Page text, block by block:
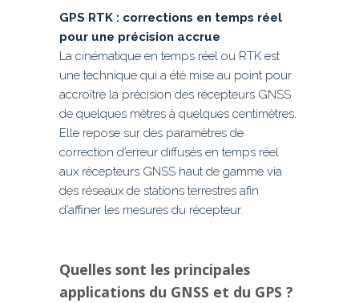
GPS RTK : corrections en temps réel
pour une précision accrue
La cinématique en temps réel ou RTK est
une technique qui a été mise au point pour
accroître la précision des récepteurs GNSS
de quelques mètres à quelques centimètres.
Elle repose sur des paramètres de
correction d’erreur diffusés en temps réel
aux récepteurs GNSS haut de gamme via
des réseaux de stations terrestres afin
d’affiner les mesures du récepteur.
Quelles sont les principales
applications du GNSS et du GPS ?